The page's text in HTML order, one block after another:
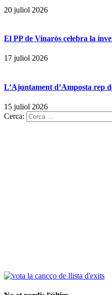
20 juliol 2026
El PP de Vinaròs celebra la
17 juliol 2026
L’Ajuntament d’Amposta rep
15 juliol 2026
Cerca: